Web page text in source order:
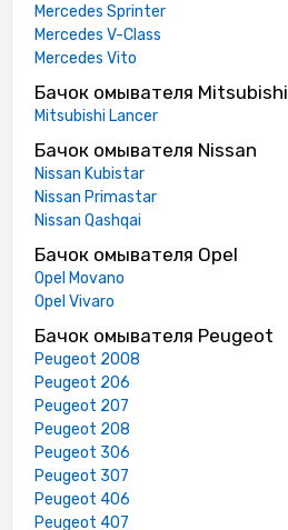
Mercedes Sprinter
Mercedes V-Class
Mercedes Vito
Бачок омывателя Mitsubishi
Mitsubishi Lancer
Бачок омывателя Nissan
Nissan Kubistar
Nissan Primastar
Nissan Qashqai
Бачок омывателя Opel
Opel Movano
Opel Vivaro
Бачок омывателя Peugeot
Peugeot 2008
Peugeot 206
Peugeot 207
Peugeot 208
Peugeot 306
Peugeot 307
Peugeot 406
Peugeot 407